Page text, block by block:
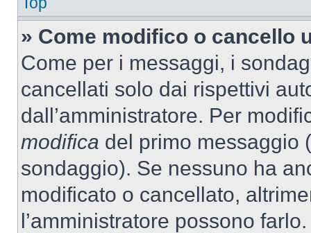
» Come modifico o cancello
Come per i messaggi, i
cancellati solo dai rispettivi
dall’amministratore. Per
modifica del primo messaggio
sondaggio). Se nessuno ha
modificato o cancellato,
l’amministratore possono farlo.